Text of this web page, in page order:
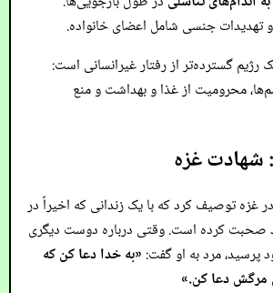
و تهدیدات جنسی شامل اعضای خانواده.
گسترده‌تر از رفتار غیرانسانی است:
محرومیت از غذا و بهداشت و منع
شهادت غزه
دوستی در غزه توصیف کرد که با یک زندانی که اخیراً در
صحبت کرده است. وقتی درباره دوست دیگری
پرسید، مرد به او گفت: «به خدا دعا کن که
مرگش دعا کن.»